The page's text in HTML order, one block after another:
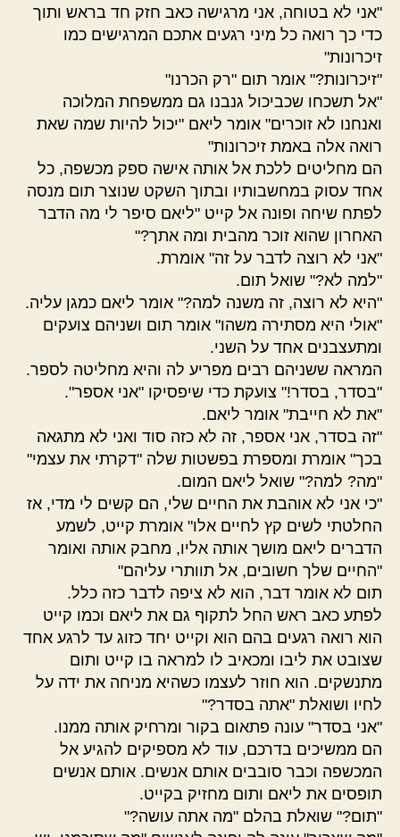
"אני לא בטוחה, אני מרגישה כאב חזק חד בראש ותוך
כדי כך רואה כל מיני רגעים אתכם המרגישים כמו
זיכרונות"
"זיכרונות?" אומר תום "רק הכרנו"
"אל תשכחו שכביכול גנבנו גם ממשפחת המלוכה
ואנחנו לא זוכרים" אומר ליאם "יכול להיות שמה שאת
רואה אלה באמת זיכרונות"
הם מחליטים ללכת אל אותה אישה ספק מכשפה, כל
אחד עסוק במחשבותיו ובתוך השקט שנוצר תום מנסה
לפתח שיחה ופונה אל קייט "ליאם סיפר לי מה הדבר
האחרון שהוא זוכר מהבית ומה אתך?"
"אני לא רוצה לדבר על זה" אומרת.
"למה לא?" שואל תום.
"היא לא רוצה, זה משנה למה?" אומר ליאם כמגן עליה.
"אולי היא מסתירה משהו" אומר תום ושניהם צועקים
ומתעצבנים אחד על השני.
המראה ששניהם רבים מפריע לה והיא מחליטה לספר.
"בסדר, בסדר!" צועקת כדי שיפסיקו "אני אספר".
"את לא חייבת" אומר ליאם.
"זה בסדר, אני אספר, זה לא כזה סוד ואני לא מתגאה
בכך" אומרת ומספרת בפשטות שלה "דקרתי את עצמי"
"מה? למה?" שואל ליאם המום.
"כי אני לא אוהבת את החיים שלי, הם קשים לי מדי, אז
החלטתי לשים קץ לחיים אלו" אומרת קייט, לשמע
הדברים ליאם מושך אותה אליו, מחבק אותה ואומר
"החיים שלך חשובים, אל תוותרי עליהם"
תום לא אומר דבר, הוא לא ציפה לדבר כזה כלל.
לפתע כאב ראש החל לתקוף גם את ליאם וכמו קייט
הוא רואה רגעים בהם הוא וקייט יחד כזוג עד לרגע אחד
שצובט את ליבו ומכאיב לו למראה בו קייט ותום
מתנשקים. הוא חוזר לעצמו כשהיא מניחה את ידה על
לחיו ושואלת "אתה בסדר?"
"אני בסדר" עונה פתאום בקור ומרחיק אותה ממנו.
הם ממשיכים בדרכם, עוד לא מספיקים להגיע אל
המכשפה וכבר סובבים אותם אנשים. אותם אנשים
תופסים את ליאם ותום מחזיק בקייט.
"תום?" שואלת בהלם "מה אתה עושה?"